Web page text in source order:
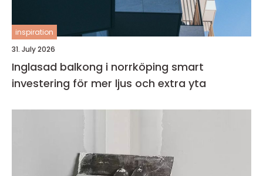
inspiration
31. July 2026
Inglasad balkong i norrköping smart
investering för mer ljus och extra yta